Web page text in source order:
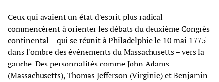
Ceux qui avaient un état d'esprit plus radical
commencèrent à orienter les débats du deuxième Congrès
continental – qui se réunit à Philadelphie le 10 mai 1775
dans l'ombre des événements du Massachusetts – vers la
gauche. Des personnalités comme John Adams
(Massachusetts), Thomas Jefferson (Virginie) et Benjamin